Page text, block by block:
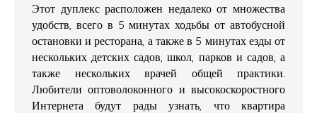
Этот дуплекс расположен недалеко от множества
удобств, всего в 5 минутах ходьбы от автобусной
остановки и ресторана, а также в 5 минутах езды от
нескольких детских садов, школ, парков и садов, а
также нескольких врачей общей практики.
Любители оптоволоконного и высокоскоростного
Интернета будут рады узнать, что квартира